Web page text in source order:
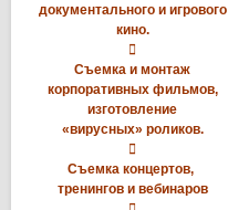
документального и игрового
кино.

Съемка и монтаж
корпоративных фильмов,
изготовление
«вирусных» роликов.

Съемка концертов,
тренингов и вебинаров